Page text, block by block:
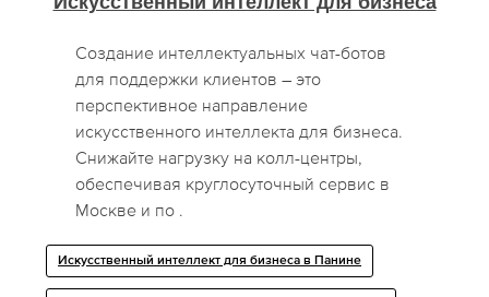
Создание интеллектуальных чат-ботов
для поддержки клиентов – это
перспективное направление
искусственного интеллекта для бизнеса.
Снижайте нагрузку на колл-центры,
обеспечивая круглосуточный сервис в
Москве и по .
Искусственный интеллект для бизнеса в Панине